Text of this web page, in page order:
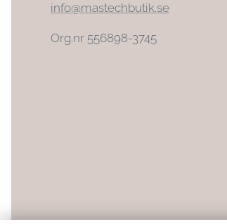
info@mastechbutik.se
Org.nr 556898-3745